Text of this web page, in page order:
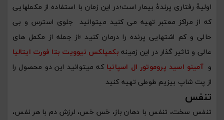
اولیۀ رفتاری پرندۀ بیمار است؛در این زمان با استفاده از مکملهایی
که از مراکز معتبر تهیه می کنید میتوانید جلوی استرس و بی
حالی و کم اشتهایی پرنده را درمان کنید ؛از جمله از مکمل های
عالی و تاثیر گذار در این زمینهبکمپلکس نیوویت بتا فورت ایتالیا
وآمینو اسید پروموتور ال اسپانیا که میتوانید این دو محصول را
از پت شاپ بیزیم طوطی تهیه کنید
تنفس
تنفس سخت، تنفس با دهان باز، خس خس، لرزش دم با هر نفس،